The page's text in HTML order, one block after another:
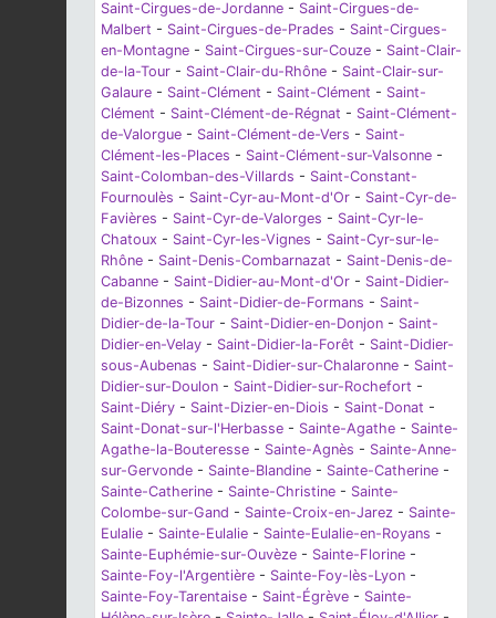
Saint-Cirgues-de-Jordanne - Saint-Cirgues-de-
Malbert - Saint-Cirgues-de-Prades - Saint-Cirgues-
en-Montagne - Saint-Cirgues-sur-Couze - Saint-Clair-
de-la-Tour - Saint-Clair-du-Rhône - Saint-Clair-sur-
Galaure - Saint-Clément - Saint-Clément - Saint-
Clément - Saint-Clément-de-Régnat - Saint-Clément-
de-Valorgue - Saint-Clément-de-Vers - Saint-
Clément-les-Places - Saint-Clément-sur-Valsonne -
Saint-Colomban-des-Villards - Saint-Constant-
Fournoulès - Saint-Cyr-au-Mont-d'Or - Saint-Cyr-de-
Favières - Saint-Cyr-de-Valorges - Saint-Cyr-le-
Chatoux - Saint-Cyr-les-Vignes - Saint-Cyr-sur-le-
Rhône - Saint-Denis-Combarnazat - Saint-Denis-de-
Cabanne - Saint-Didier-au-Mont-d'Or - Saint-Didier-
de-Bizonnes - Saint-Didier-de-Formans - Saint-
Didier-de-la-Tour - Saint-Didier-en-Donjon - Saint-
Didier-en-Velay - Saint-Didier-la-Forêt - Saint-Didier-
sous-Aubenas - Saint-Didier-sur-Chalaronne - Saint-
Didier-sur-Doulon - Saint-Didier-sur-Rochefort -
Saint-Diéry - Saint-Dizier-en-Diois - Saint-Donat -
Saint-Donat-sur-l'Herbasse - Sainte-Agathe - Sainte-
Agathe-la-Bouteresse - Sainte-Agnès - Sainte-Anne-
sur-Gervonde - Sainte-Blandine - Sainte-Catherine -
Sainte-Catherine - Sainte-Christine - Sainte-
Colombe-sur-Gand - Sainte-Croix-en-Jarez - Sainte-
Eulalie - Sainte-Eulalie - Sainte-Eulalie-en-Royans -
Sainte-Euphémie-sur-Ouvèze - Sainte-Florine -
Sainte-Foy-l'Argentière - Sainte-Foy-lès-Lyon -
Sainte-Foy-Tarentaise - Saint-Égrève - Sainte-